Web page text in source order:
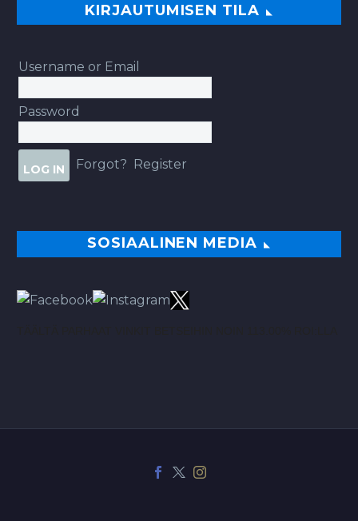
KIRJAUTUMISEN TILA
Username or Email
Password
Forgot? Register
SOSIAALINEN MEDIA